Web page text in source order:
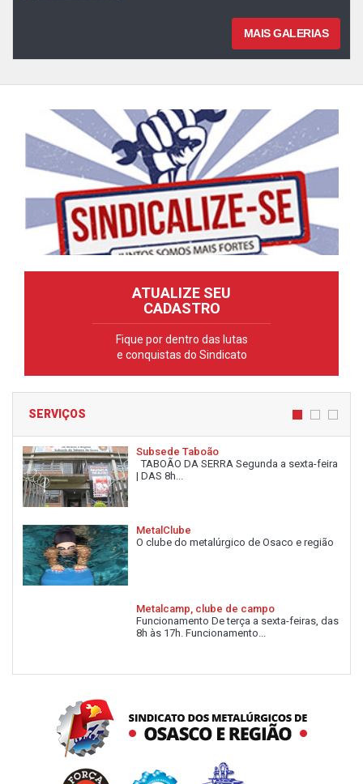
MAIS GALERIAS
ATUALIZE SEU
CADASTRO
Fique por dentro das lutas
e conquistas do Sindicato
SERVIÇOS
Subsede Taboão
TABOÃO DA SERRA Segunda a sexta-feira
| DAS 8h...
MetalClube
O clube do metalúrgico de Osaco e região
Metalcamp, clube de campo
Funcionamento De terça a sexta-feiras, das
8h às 17h. Funcionamento...